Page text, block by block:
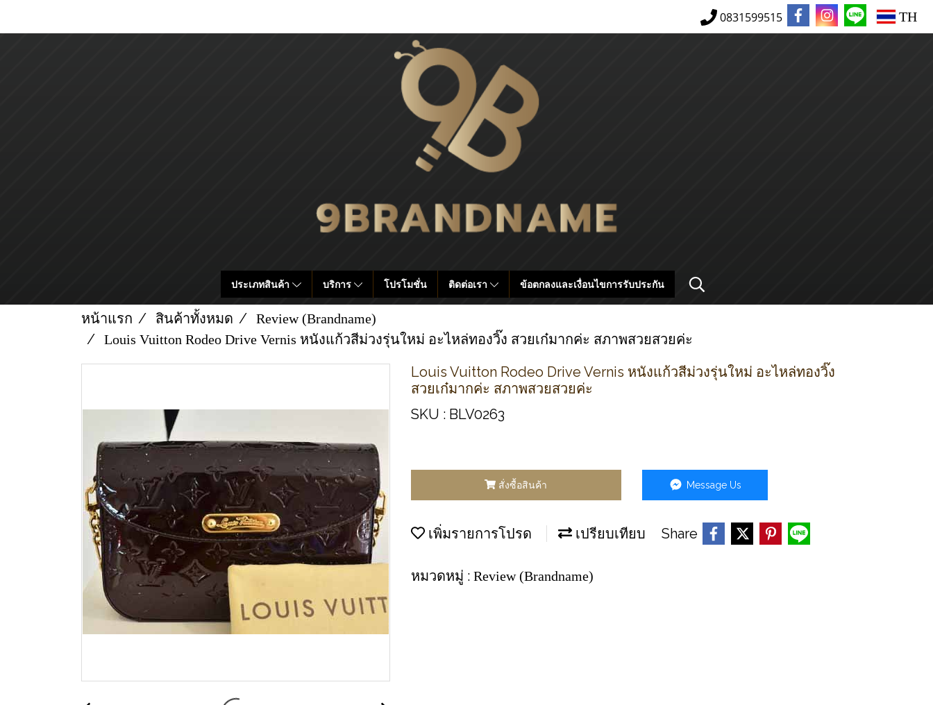
0831599515 TH
ประเภทสินค้า บริการ โปรโมชั่น ติดต่อเรา ข้อตกลงและเงื่อนไขการรับประกัน
หน้าแรก สินค้าทั้งหมด
Review (Brandname)
Louis Vuitton Rodeo Drive Vernis หนังแก้วสีม่วงรุ่นใหม่ อะไหล่ทองวิ๊ง สวยเก๋มากค่ะ สภาพสวยสวยค่ะ
Louis Vuitton Rodeo Drive Vernis หนังแก้วสีม่วงรุ่นใหม่ อะไหล่ทองวิ๊ง
สวยเก๋มากค่ะ สภาพสวยสวยค่ะ
SKU : BLV0263
สั่งซื้อสินค้า Message Us
เพิ่มรายการโปรด เปรียบเทียบ Share
หมวดหมู่ : Review (Brandname)